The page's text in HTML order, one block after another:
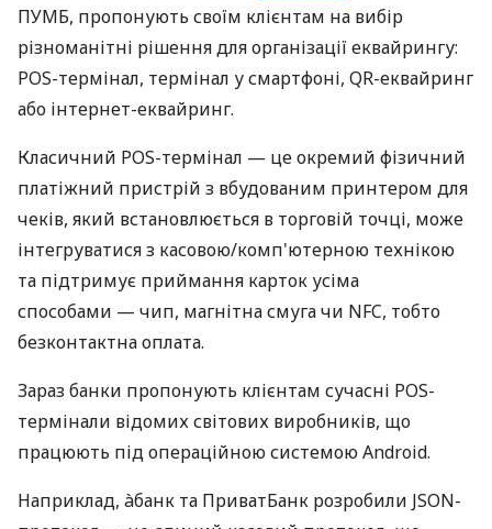
ПУМБ, пропонують своїм клієнтам на вибір
різноманітні рішення для організації еквайрингу:
POS-термінал, термінал у смартфоні, QR-еквайринг
або інтернет-еквайринг.
Класичний POS-термінал — це окремий фізичний
платіжний пристрій з вбудованим принтером для
чеків, який встановлюється в торговій точці, може
інтегруватися з касовою/комп'ютерною технікою
та підтримує приймання карток усіма
способами — чип, магнітна смуга чи NFC, тобто
безконтактна оплата.
Зараз банки пропонують клієнтам сучасні POS-
термінали відомих світових виробників, що
працюють під операційною системою Android.
Наприклад, àбанк та ПриватБанк розробили JSON-